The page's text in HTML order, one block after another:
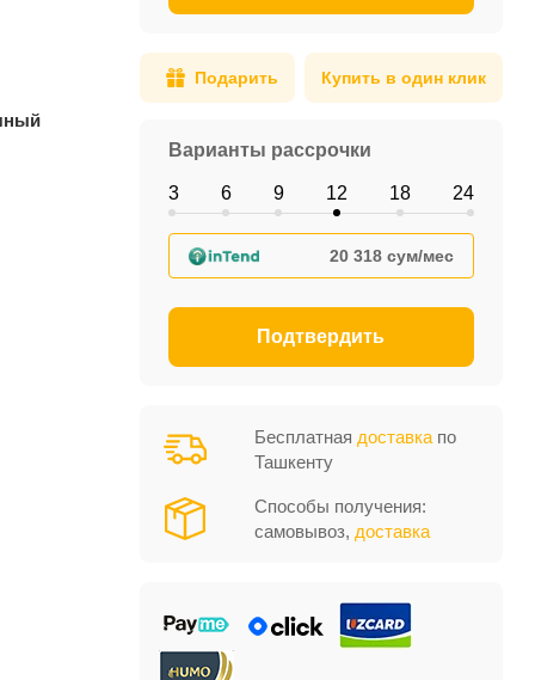
Подарить Купить в один клик
Варианты рассрочки
3 6 9 12 18 24
20 318 сум/мес
Подтвердить
Бесплатная доставкапо
Ташкенту
Способы получения:
самовывоз, доставка